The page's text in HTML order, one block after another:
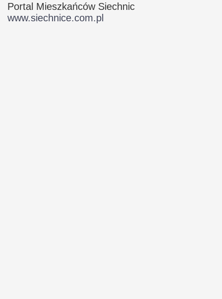
Portal Mieszkańców Siechnic
www.siechnice.com.pl